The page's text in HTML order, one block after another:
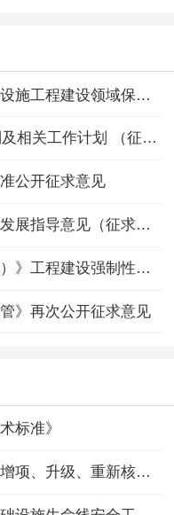
《关于规范房屋建筑和市政基础设施工程建设领域保证金管理的通知》公开征求意见
《2022年工程建设规范标准编制及相关工作计划 （征求意见稿）》
公开征求意见
《湖北省预拌混凝土行业高质量发展指导意见（征求意见稿）》
《石油库项目规范（征求意见稿）》工程建设强制性国家规范
》再次公开征求意见
标准》
建筑业企业资质认定（新申请、增项、升级、重新核定）